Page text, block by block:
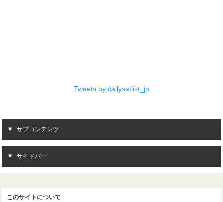
Tweets by dailysetlist_jp
サブコンテンツ
サイドバー
このサイトについて